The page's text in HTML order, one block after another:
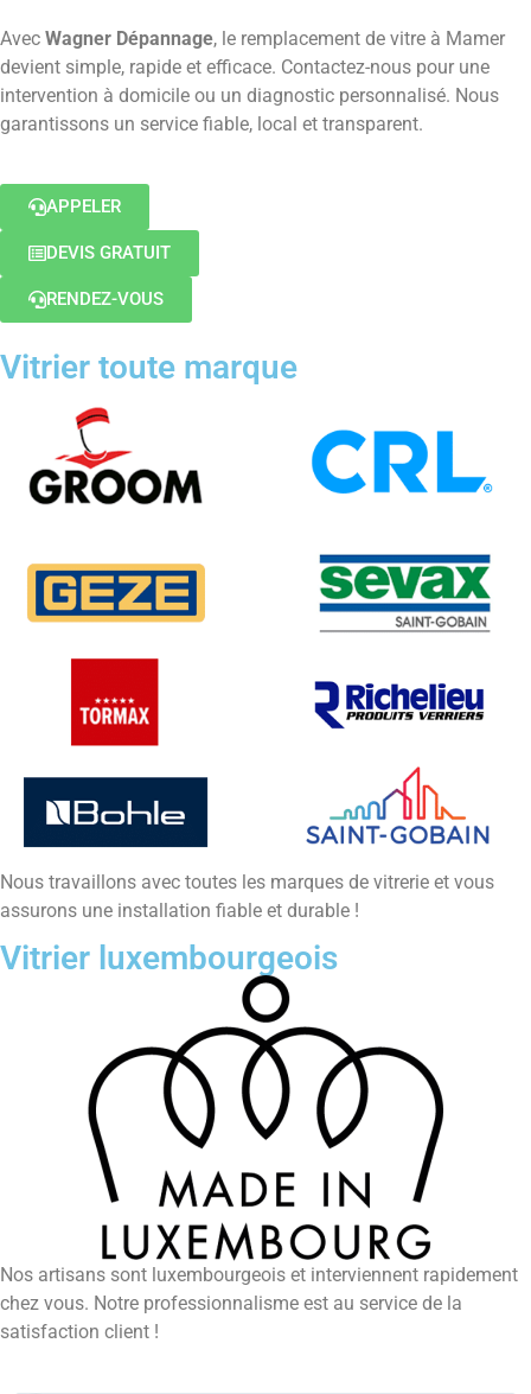
Avec Wagner Dépannage, le remplacement de vitre à Mamer
devient simple, rapide et efficace. Contactez-nous pour une
intervention à domicile ou un diagnostic personnalisé. Nous
garantissons un service fiable, local et transparent.
APPELER
DEVIS GRATUIT
RENDEZ-VOUS
Vitrier toute marque
Nous travaillons avec toutes les marques de vitrerie et vous
assurons une installation fiable et durable !
Vitrier luxembourgeois
Nos artisans sont luxembourgeois et interviennent rapidement
chez vous. Notre professionnalisme est au service de la
satisfaction client !